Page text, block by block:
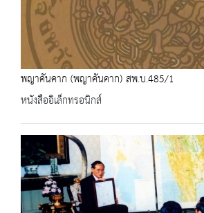
พญาคันคาก (พญาคันคาก) สพ.บ.485/1
หนังสืออิเล็กทรอนิกส์